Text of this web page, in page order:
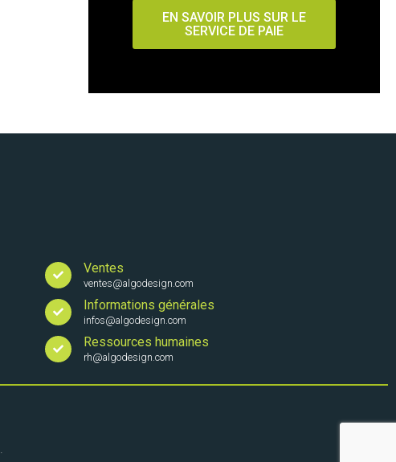
EN SAVOIR PLUS SUR LE
SERVICE DE PAIE
Ventes
ventes@algodesign.com
Informations générales
infos@algodesign.com
Ressources humaines
rh@algodesign.com